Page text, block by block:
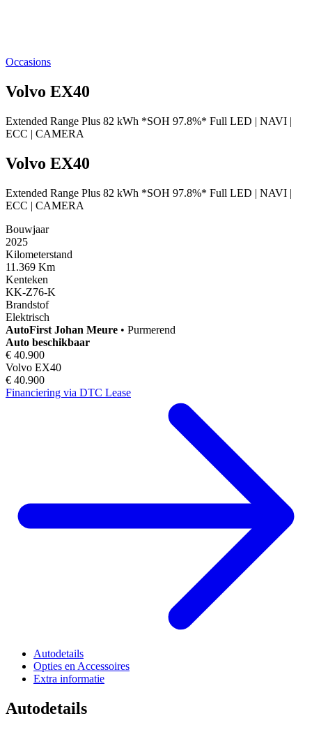
Occasions
Volvo EX40
Extended Range Plus 82 kWh *SOH 97.8%* Full LED | NAVI |
ECC | CAMERA
Volvo EX40
Extended Range Plus 82 kWh *SOH 97.8%* Full LED | NAVI |
ECC | CAMERA
Bouwjaar
2025
Kilometerstand
11.369 Km
Kenteken
KK-Z76-K
Brandstof
Elektrisch
AutoFirst Johan Meure • Purmerend
Auto beschikbaar
€ 40.900
Volvo EX40
€ 40.900
Financiering via DTC Lease
Autodetails
Opties en Accessoires
Extra informatie
Autodetails